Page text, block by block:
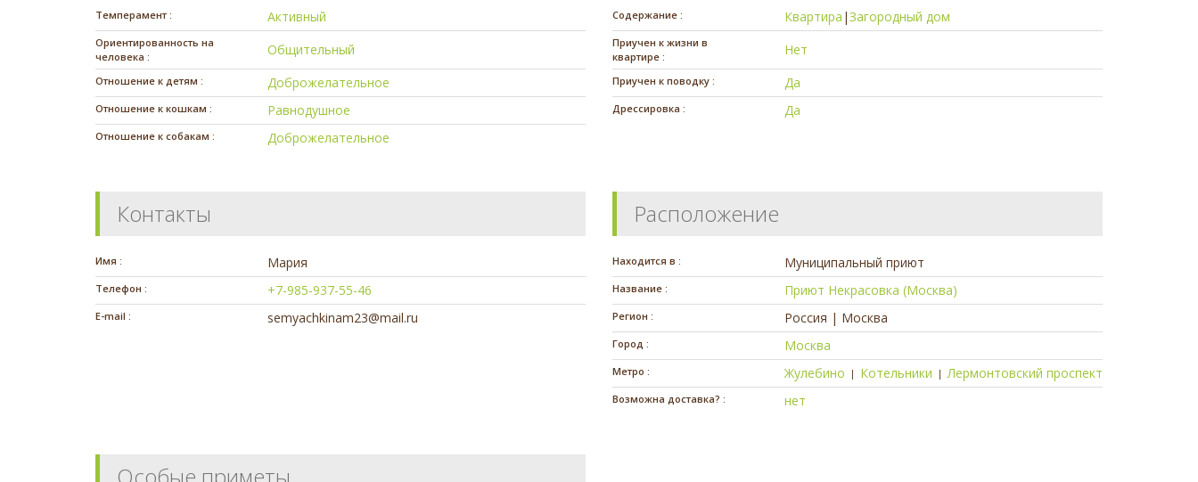
Темперамент : Активный
Ориентированность на
человека :
Общительный
Отношение к детям : Доброжелательное
Отношение к кошкам : Равнодушное
Отношение к собакам : Доброжелательное
Содержание : Квартира |Загородный дом
Приучен к жизни в
квартире :
Нет
Приучен к поводку : Да
Дрессировка : Да
Контакты
Имя : Мария
Телефон : +7-985-937-55-46
E-mail : semyachkinam23@mail.ru
Расположение
Находится в : Муниципальный приют
Название : Приют Некрасовка (Москва)
Регион : Россия | Москва
Город : Москва
Метро : Жулебино | Котельники | Лермонтовский проспект
Возможна доставка? : нет